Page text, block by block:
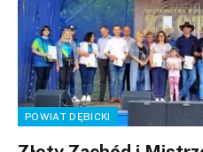
POWIAT DĘBICKI